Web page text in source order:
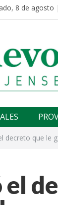
8 de agosto
decreto que le
el